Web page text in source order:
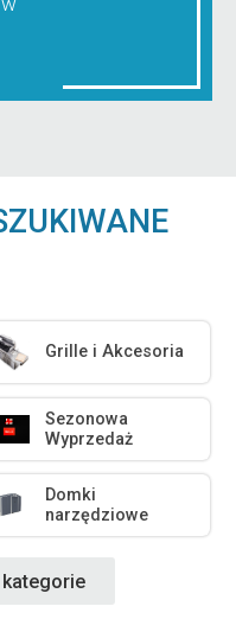
Grille i Akcesoria
Sezonowa
Wyprzedaż
Domki
narzędziowe